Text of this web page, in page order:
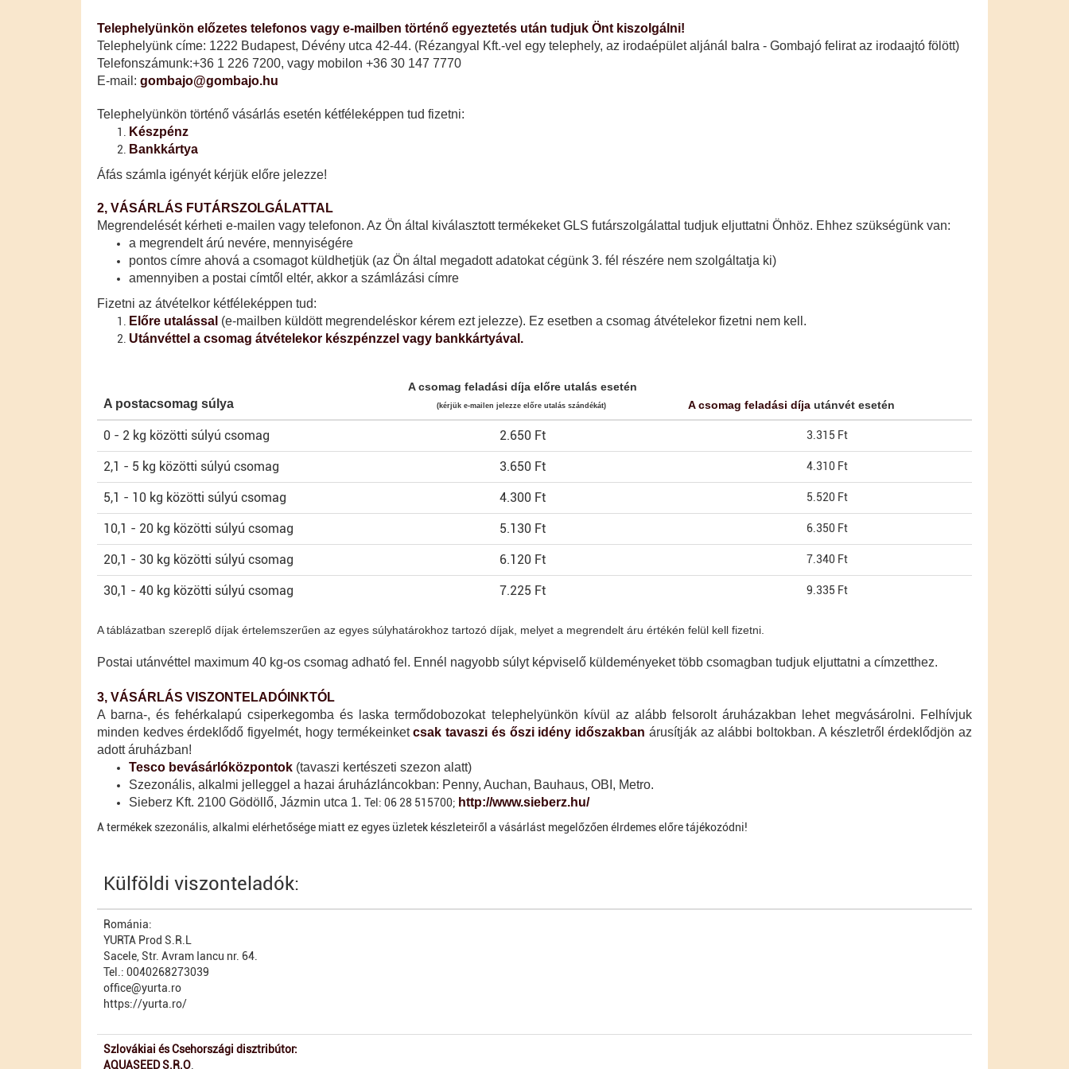
Telephelyünkön előzetes telefonos vagy e-mailben történő egyeztetés után tudjuk Önt kiszolgálni!
Telephelyünk címe: 1222 Budapest, Dévény utca 42-44. (Rézangyal Kft.-vel egy telephely, az irodaépület aljánál balra - Gombajó felirat az irodaajtó fölött)
Telefonszámunk:+36 1 226 7200, vagy mobilon +36 30 147 7770
E-mail: gombajo@gombajo.hu
Telephelyünkön történő vásárlás esetén kétféleképpen tud fizetni:
Készpénz
Bankkártya
​Áfás számla igényét kérjük előre jelezze!
2, VÁSÁRLÁS FUTÁRSZOLGÁLATTAL
Megrendelését kérheti e-mailen vagy telefonon. Az Ön által kiválasztott termékeket GLS futárszolgálattal tudjuk eljuttatni Önhöz. Ehhez szükségünk van:
a megrendelt árú nevére, mennyiségére
pontos címre ahová a csomagot küldhetjük (az Ön által megadott adatokat cégünk 3. fél részére nem szolgáltatja ki)
amennyiben a postai címtől eltér, akkor a számlázási címre
​Fizetni az átvételkor kétféleképpen tud:
Előre utalással (e-mailben küldött megrendeléskor kérem ezt jelezze). Ez esetben a csomag átvételekor fizetni nem kell.
Utánvéttel a csomag átvételekor készpénzzel vagy bankkártyával.
A postacsomag súlya
A csomag feladási díja előre utalás esetén
(kérjük e-mailen jelezze előre utalás szándékát) A csomag feladási díja utánvét esetén
0 - 2 kg közötti súlyú csomag 2.650 Ft 3.315 Ft
2,1 - 5 kg közötti súlyú csomag 3.650 Ft 4.310 Ft
5,1 - 10 kg közötti súlyú csomag 4.300 Ft 5.520 Ft
10,1 - 20 kg közötti súlyú csomag 5.130 Ft 6.350 Ft
20,1 - 30 kg közötti súlyú csomag 6.120 Ft 7.340 Ft
30,1 - 40 kg közötti súlyú csomag 7.225 Ft 9.335 Ft
A táblázatban szereplő díjak értelemszerűen az egyes súlyhatárokhoz tartozó díjak, melyet a megrendelt áru értékén felül kell fizetni.
Postai utánvéttel maximum 40 kg-os csomag adható fel. Ennél nagyobb súlyt képviselő küldeményeket több csomagban tudjuk eljuttatni a címzetthez.
3, VÁSÁRLÁS VISZONTELADÓINKTÓL
A barna-, és fehérkalapú csiperkegomba és laska termődobozokat telephelyünkön kívül az alább felsorolt áruházakban lehet megvásárolni. Felhívjuk
minden kedves érdeklődő figyelmét, hogy termékeinketcsak tavaszi és őszi idény időszakban árusítják az alábbi boltokban. A készletről érdeklődjön az
adott áruházban!
Tesco bevásárlóközpontok (tavaszi kertészeti szezon alatt)
Szezonális, alkalmi jelleggel a hazai áruházláncokban: Penny, Auchan, Bauhaus, OBI, Metro.
Sieberz Kft. 2100 Gödöllő, Jázmin utca 1. Tel: 06 28 515700; http://www.sieberz.hu/
A termékek szezonális, alkalmi elérhetősége miatt ez egyes üzletek készleteiről a vásárlást megelőzően élrdemes előre tájékozódni!
Külföldi viszonteladók:
Románia:
YURTA Prod S.R.L
Sacele, Str. Avram Iancu nr. 64.
Tel.: 0040268273039
office@yurta.ro
https://yurta.ro/
Szlovákiai és Csehországi disztribútor:
AQUASEED S.R.O.